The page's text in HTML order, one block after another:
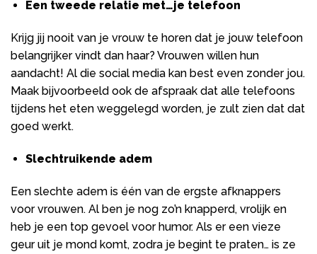
Een tweede relatie met…je telefoon
Krijg jij nooit van je vrouw te horen dat je jouw telefoon
belangrijker vindt dan haar? Vrouwen willen hun
aandacht! Al die social media kan best even zonder jou.
Maak bijvoorbeeld ook de afspraak dat alle telefoons
tijdens het eten weggelegd worden, je zult zien dat dat
goed werkt.
Slechtruikende adem
Een slechte adem is één van de ergste afknappers
voor vrouwen. Al ben je nog zo’n knapperd, vrolijk en
heb je een top gevoel voor humor. Als er een vieze
geur uit je mond komt, zodra je begint te praten… is ze